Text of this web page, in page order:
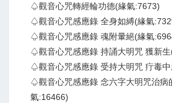
♤觀音心咒轉經輪功德(緣氣:7673)
♤觀音心咒感應錄 全身如縛(緣氣
♤觀音心咒感應錄 魂附暈絕(緣氣
♤觀音心咒感應錄 持誦大明咒 獲新
♤觀音心咒感應錄 受持大明咒 疔毒
♤觀音心咒感應錄 念六字大明咒治病
氣:16466)